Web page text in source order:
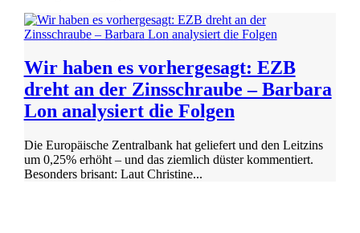
Wir haben es vorhergesagt: EZB
dreht an der Zinsschraube – Barbara
Lon analysiert die Folgen
Die Europäische Zentralbank hat geliefert und den Leitzins
um 0,25% erhöht – und das ziemlich düster kommentiert.
Besonders brisant: Laut Christine...